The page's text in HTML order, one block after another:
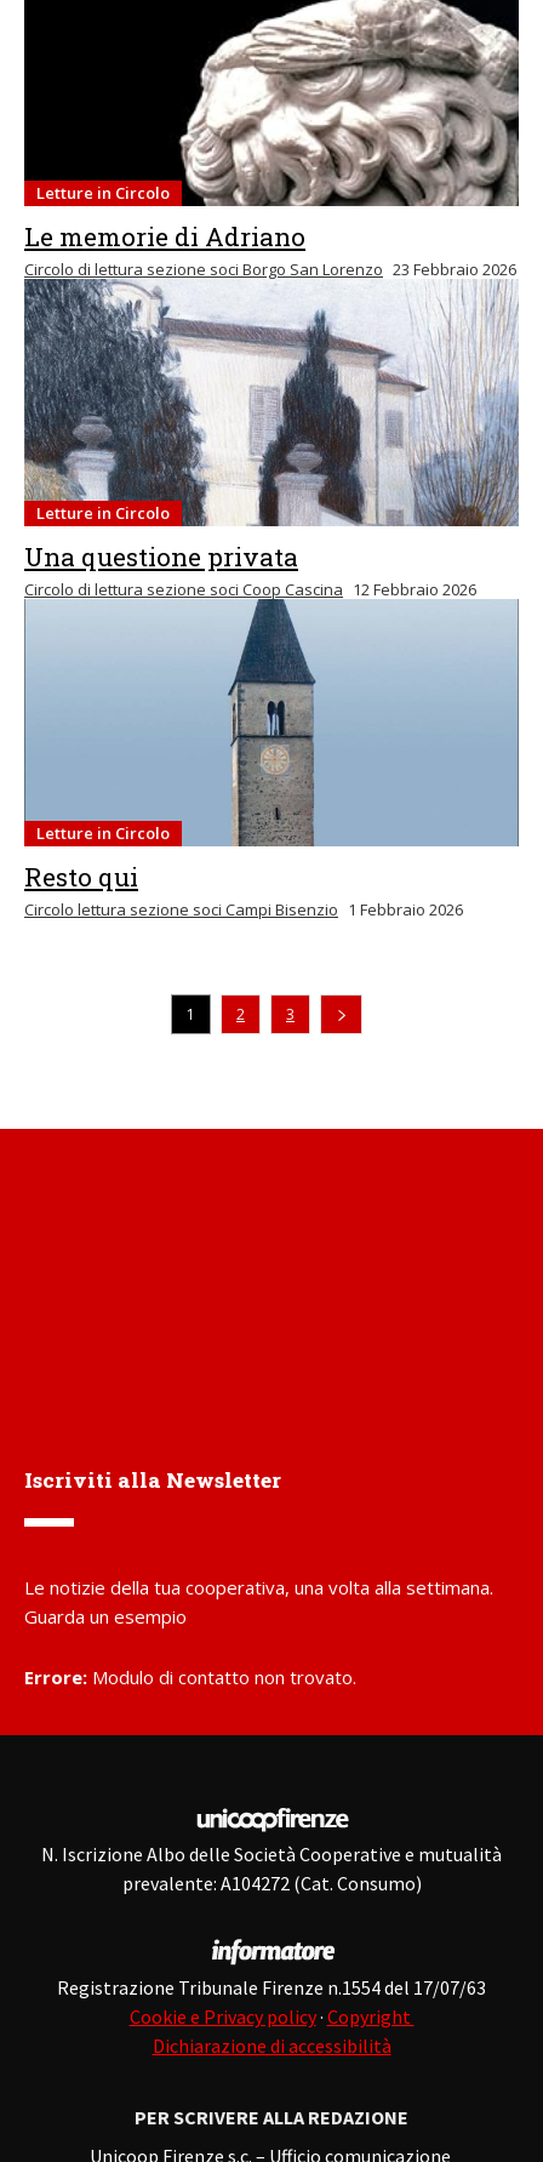
Letture in Circolo
Le memorie di Adriano
Circolo di lettura sezione soci Borgo San Lorenzo 23 Febbraio 2026
Letture in Circolo
Una questione privata
Circolo di lettura sezione soci Coop Cascina 12 Febbraio 2026
Letture in Circolo
Resto qui
Circolo lettura sezione soci Campi Bisenzio 1 Febbraio 2026
1 2 3
Iscriviti alla Newsletter
Le notizie della tua cooperativa, una volta alla settimana.
Guarda un esempio
Errore: Modulo di contatto non trovato.
N. Iscrizione Albo delle Società Cooperative e mutualità
prevalente: A104272 (Cat. Consumo)
Registrazione Tribunale Firenze n.1554 del 17/07/63
Cookie e Privacy policy· Copyright
Dichiarazione di accessibilità
PER SCRIVERE ALLA REDAZIONE
Unicoop Firenze s.c. – Ufficio comunicazione